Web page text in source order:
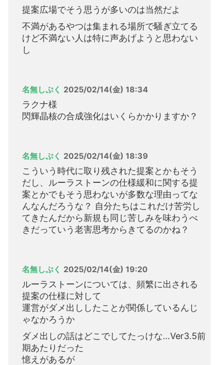
提案広場でそう思うが多いのは当然だよ
不満があるやつは集まれる場所で騒ぎ立てる
けど不満ない人は特に声あげようと思わない
し
名無しぷく 2025/02/14(金) 18:34
ラクナ様
閃輝晶核の合成強化はいくらかかりますか？
名無しぷく 2025/02/14(金) 18:39
こういう時代に取り残された提案とかもそう
だし、ルーラストーンの仕様緩和に関する提
案とかでもそう思わないが多数な理由ってな
んなんだろうな？ 自分たちはこれだけ苦労し
てきたんだから新規も同じ苦しみを味わうべ
きだっていう老害思考からきてるのかね？
名無しぷく 2025/02/14(金) 19:20
ルーラストーンについては、頻繁に出される
提案の仕様に対して
運営がダメ出ししたことが関係しているんじ
ゃなかろうか
ダメ出しの話はどこでしてたっけな…Ver3.5前
期あたりだった
憶えがあるが